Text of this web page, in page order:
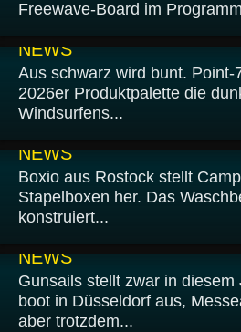
Freewave-Board im
NEWS
Aus schwarz wird bunt. Point-
2026er Produktpalette die
Windsurfens...
NEWS
Boxio aus Rostock stellt
Stapelboxen her. Das
konstruiert...
NEWS
Gunsails stellt zwar in diesem
boot in Düsseldorf aus,
aber trotzdem...